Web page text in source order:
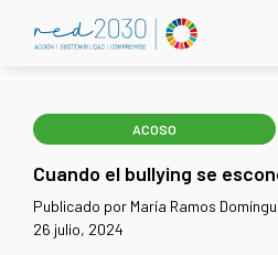
ACOSO
Cuando el bullying se
Publicado por María Ramos
26 julio, 2024